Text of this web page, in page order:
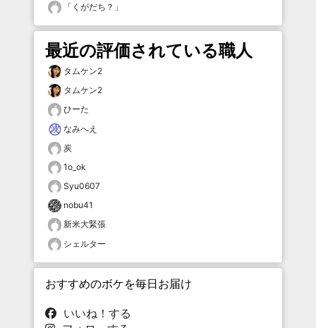
「 くがだち？ 」
最近の評価されている職人
タムケン2
タムケン2
ひーた
なみへえ
炭
1o_ok
Syu0607
nobu41
新米大緊張
シェルター
おすすめのボケを毎日お届け
いいね！する